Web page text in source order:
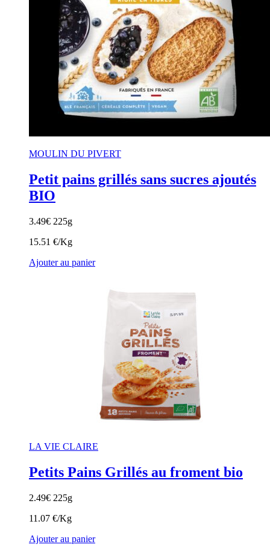
MOULIN DU PIVERT
Petit pains grillés sans sucres ajoutés
BIO
3.49€ 225g
15.51 €/Kg
Ajouter au panier
LA VIE CLAIRE
Petits Pains Grillés au froment bio
2.49€ 225g
11.07 €/Kg
Ajouter au panier